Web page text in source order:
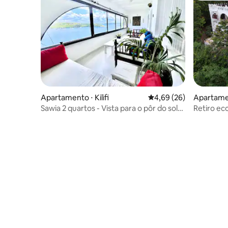
Apartamento ⋅ Kilifi 4,69 de uma avaliação
4,69 (26)
Sawia 2 quartos - Vista para o pôr do sol
Retiro